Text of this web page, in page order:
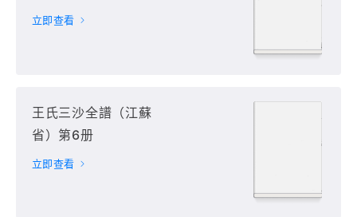
立即查看
王氏三沙全譜（江蘇
省）第6册
立即查看